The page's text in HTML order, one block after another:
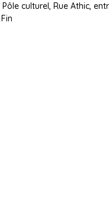
Pôle culturel, Rue Athic,